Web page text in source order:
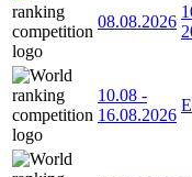
08.08.2026
10.08 -
16.08.2026